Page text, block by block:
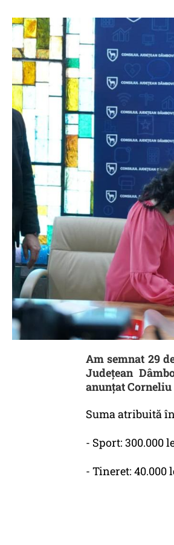
Am semnat 29
Județean
anunțat Corneliu
Suma atribuită
- Sport: 300.000
- Tineret: 40.000